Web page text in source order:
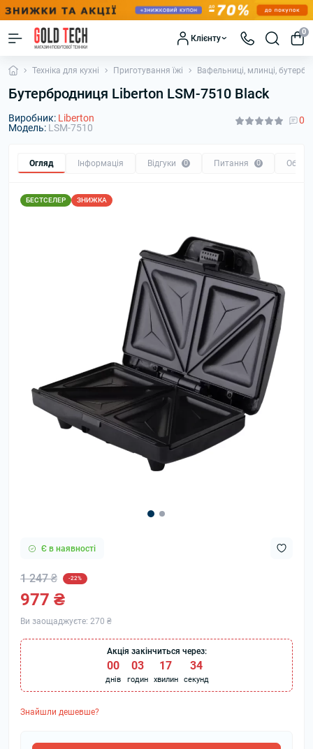
Клієнту
0
Техніка для кухні Приготування їжі Вафельниці, млинці,
Бутербродниця Liberton LSM-7510 Black
Виробник: Liberton
Модель: LSM-7510
0
Огляд Інформація Відгуки 0 Питання 0 Обмін
БЕСТСЕЛЕР ЗНИЖКА
Є в наявності
1 247 ₴ -22%
977 ₴
Ви заощаджуєте: 270 ₴
Акція закінчиться через:
00
днів
03
годин
17
хвилин
34
секунд
Знайшли дешевше?